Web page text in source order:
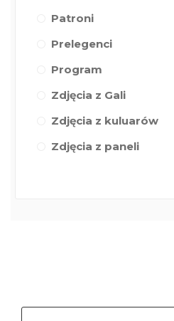
Patroni
Prelegenci
Program
Zdjęcia z Gali
Zdjęcia z kuluarów
Zdjęcia z paneli